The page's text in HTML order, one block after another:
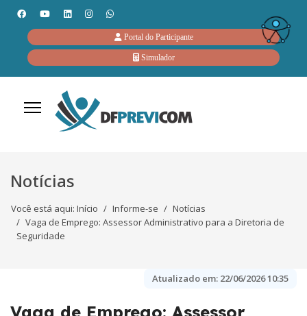
Portal do Participante
Simulador
Notícias
Você está aqui: Início Informe-se
Notícias
Vaga de Emprego: Assessor Administrativo para a Diretoria de
Seguridade
Atualizado em: 22/06/2026 10:35
Vaga de Emprego: Assessor